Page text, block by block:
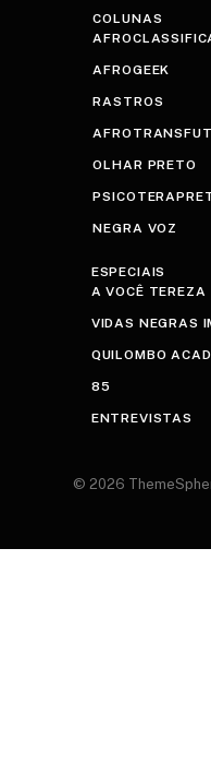
COLUNAS
AFROGEEK
RASTROS
OLHAR PRETO
NEGRA VOZ
ESPECIAIS
A VOCÊ TEREZA
VIDAS NEGRAS
QUILOMBO
85
ENTREVISTAS
© 2026